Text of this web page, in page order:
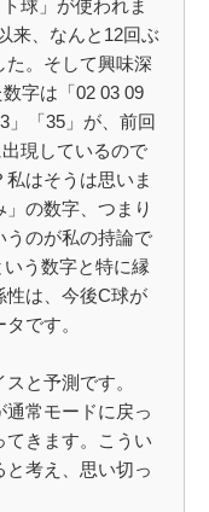
球」が使われま
来、なんと12回ぶ
た。そして興味深
字は「02 03 09
」「35」が、前回
現しているので
はそうは思いま
の数字、つまり
うのが私の持論で
う数字と特に縁
性は、今後C球が
です。
と予測です。
常モードに戻っ
てきます。こうい
考え、思い切っ